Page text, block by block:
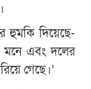
হুমকি দিয়েছে-
মনে এবং দলের
গেছে।’